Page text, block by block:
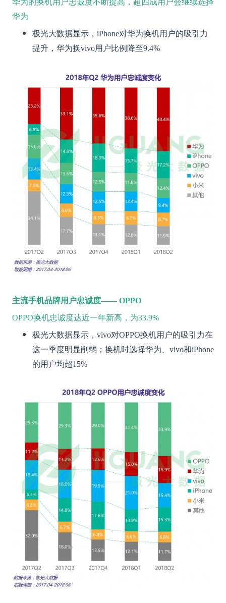
华为的换机用户忠诚度不断提高，超四成用户会继续选择
华为
极光大数据显示，iPhone对华为换机用户的吸引力
提升，华为换vivo用户比例降至9.4%
主流手机品牌用户忠诚度—— OPPO
OPPO换机忠诚度达近一年新高，为33.9%
极光大数据显示，vivo对OPPO换机用户的吸引力在
这一季度明显削弱；换机时选择华为、vivo和iPhone
的用户均超15%